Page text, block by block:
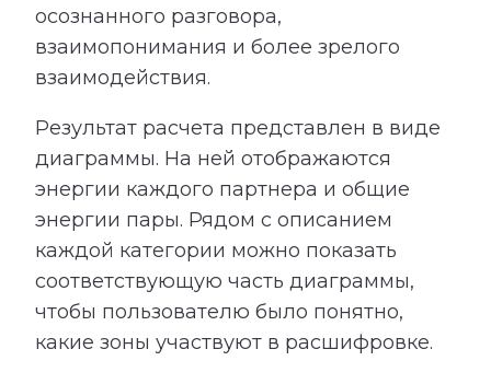
осознанного разговора,
взаимопонимания и более зрелого
взаимодействия.
Результат расчета представлен в виде
диаграммы. На ней отображаются
энергии каждого партнера и общие
энергии пары. Рядом с описанием
каждой категории можно показать
соответствующую часть диаграммы,
чтобы пользователю было понятно,
какие зоны участвуют в расшифровке.